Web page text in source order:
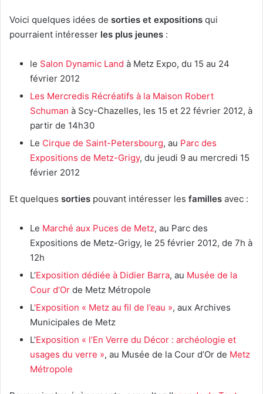
Voici quelques idées de sorties et expositions qui
pourraient intéresser les plus jeunes :
le Salon Dynamic Land à Metz Expo, du 15 au 24
février 2012
Les Mercredis Récréatifs à la Maison Robert
Schuman à Scy-Chazelles, les 15 et 22 février 2012, à
partir de 14h30
Le Cirque de Saint-Petersbourg, au Parc des
Expositions de Metz-Grigy, du jeudi 9 au mercredi 15
février 2012
Et quelques sorties pouvant intéresser les familles avec :
Le Marché aux Puces de Metz, au Parc des
Expositions de Metz-Grigy, le 25 février 2012, de 7h à
12h
L’Exposition dédiée à Didier Barra, au Musée de la
Cour d’Or de Metz Métropole
L‘Exposition « Metz au fil de l’eau », aux Archives
Municipales de Metz
L’Exposition « l’En Verre du Décor : archéologie et
usages du verre », au Musée de la Cour d’Or de Metz
Métropole